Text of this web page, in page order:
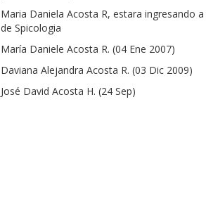
Maria Daniela Acosta R, estara ingresando
de Spicologia
María Daniele Acosta R. (04 Ene 2007)
Daviana Alejandra Acosta R. (03 Dic 2009)
José David Acosta H. (24 Sep)